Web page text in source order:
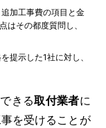
加工事費の項目と金
はその都度質問し、
提示した1社に対し、
きる取付業者に
を受けることが